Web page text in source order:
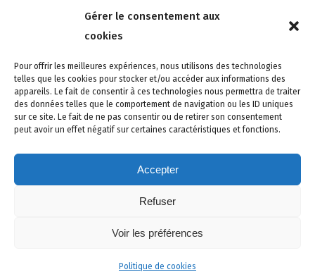
Gérer le consentement aux
cookies
Pour offrir les meilleures expériences, nous utilisons des technologies
telles que les cookies pour stocker et/ou accéder aux informations des
appareils. Le fait de consentir à ces technologies nous permettra de traiter
des données telles que le comportement de navigation ou les ID uniques
sur ce site. Le fait de ne pas consentir ou de retirer son consentement
peut avoir un effet négatif sur certaines caractéristiques et fonctions.
Accepter
Refuser
Voir les préférences
Politique de cookies
4 rue de la Tour 85150 Les Achards
Politique de confidentialité -
© Copyright 2024 Atlantic Confort Sécurité